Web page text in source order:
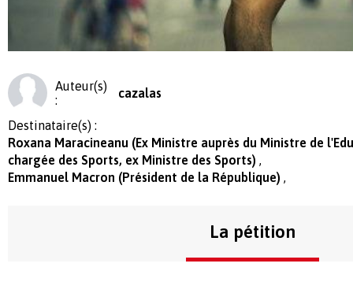
Auteur(s)
:
cazalas
Destinataire(s) :
Roxana Maracineanu (Ex Ministre auprès du Ministre de
chargée des Sports, ex Ministre des Sports)
Emmanuel Macron (Président de la République)
La pétition